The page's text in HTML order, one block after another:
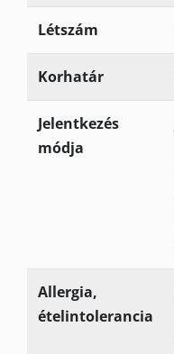
Létszám
Korhatár
Jelentkezés
módja
Allergia,
ételintolerancia